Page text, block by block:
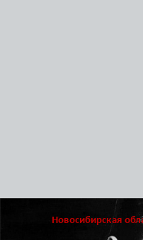
Новосибирская